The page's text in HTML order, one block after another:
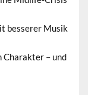
besserer Musik
Charakter – und